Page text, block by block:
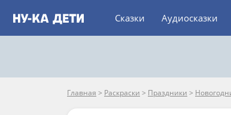
Сказки Аудиосказки
Главная > Раскраски > Праздники >